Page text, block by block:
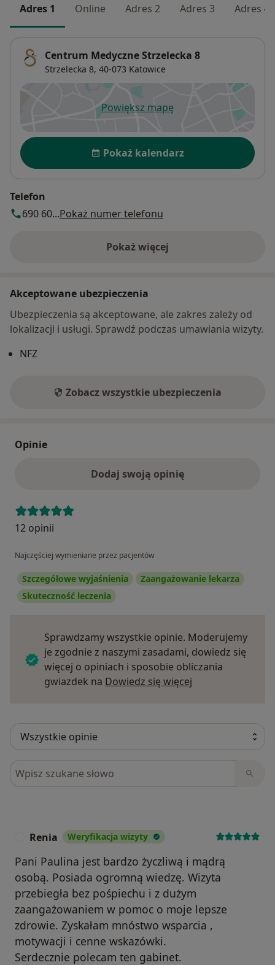
Adres 1 Online Adres 2 Adres 3 Adres 4
Centrum Medyczne Strzelecka 8
Strzelecka 8, 40-073 Katowice
Powiększ mapęotwiera się w nowej karcie
Dostępność
Pokaż kalendarz
Telefon
690 60...Pokaż numer telefonu
Pokaż więcej
o adresie
Akceptowane ubezpieczenia
Ubezpieczenia są akceptowane, ale zakres zależy od
lokalizacji i usługi. Sprawdź podczas umawiania wizyty.
NFZ
Zobacz wszystkie ubezpieczenia
Opinie
Dodaj swoją opinię
12 opinii
Najczęściej wymieniane przez pacjentów
Szczegółowe wyjaśnienia
Zaangażowanie lekarza
Skuteczność leczenia
Sprawdzamy wszystkie opinie. Moderujemy
je zgodnie z naszymi zasadami, dowiedz się
więcej o opiniach i sposobie obliczania
gwiazdek na Dowiedz się więcej
Szukaj w opiniach
Renia Weryfikacja wizyty
Pani Paulina jest bardzo życzliwą i mądrą
osobą. Posiada ogromną wiedzę. Wizyta
przebiegła bez pośpiechu i z dużym
zaangażowaniem w pomoc o moje lepsze
zdrowie. Zyskałam mnóstwo wsparcia ,
motywacji i cenne wskazówki.
Serdecznie polecam ten gabinet.